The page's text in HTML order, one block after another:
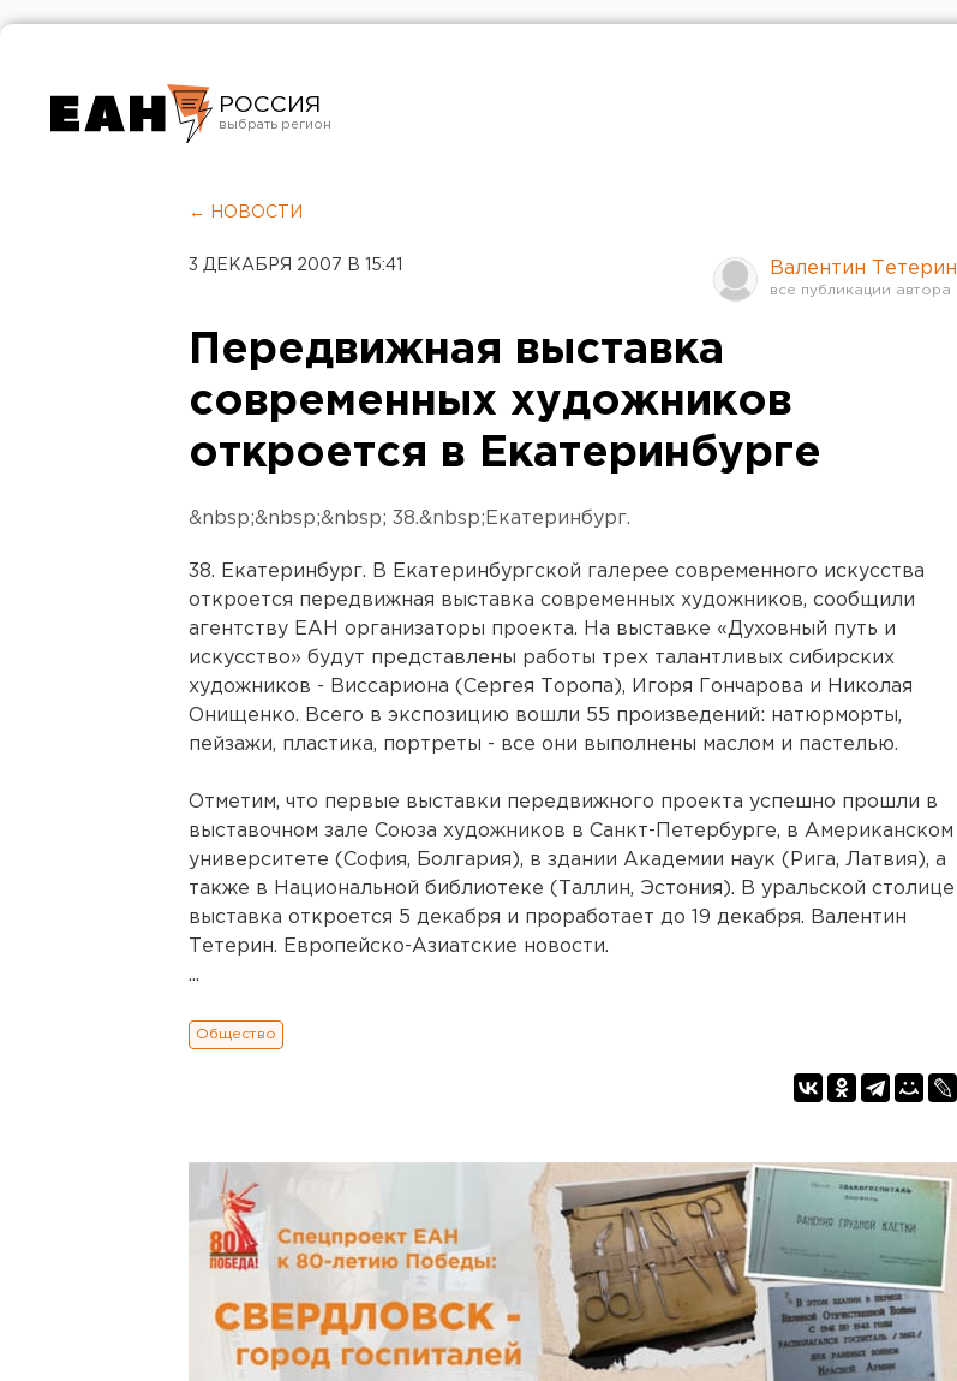
РОССИЯ
Челябинск
← НОВОСТИ
3 ДЕКАБРЯ 2007 В 15:41 Валентин Тетерин
Передвижная выставка
современных художников
откроется в Екатеринбурге
&nbsp;&nbsp;&nbsp; 38.&nbsp;Екатеринбург.
38. Екатеринбург. В Екатеринбургской галерее современного искусства
откроется передвижная выставка современных художников, сообщили
агентству ЕАН организаторы проекта. На выставке «Духовный путь и
искусство» будут представлены работы трех талантливых сибирских
художников - Виссариона (Сергея Торопа), Игоря Гончарова и Николая
Онищенко. Всего в экспозицию вошли 55 произведений: натюрморты,
пейзажи, пластика, портреты - все они выполнены маслом и пастелью.
Отметим, что первые выставки передвижного проекта успешно прошли в
выставочном зале Союза художников в Санкт-Петербурге, в Американском
университете (София, Болгария), в здании Академии наук (Рига, Латвия), а
также в Национальной библиотеке (Таллин, Эстония). В уральской столице
выставка откроется 5 декабря и проработает до 19 декабря. Валентин
Тетерин. Европейско-Азиатские новости.
...
Общество